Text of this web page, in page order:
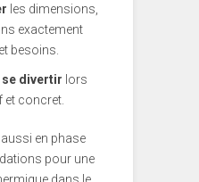
les dimensions,
exactement
besoins.
se divertir lors
et concret.
en phase
pour une
dans le